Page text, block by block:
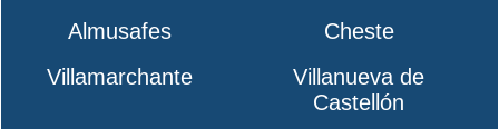
Almusafes
Cheste
Villamarchante
Villanueva de
Castellón